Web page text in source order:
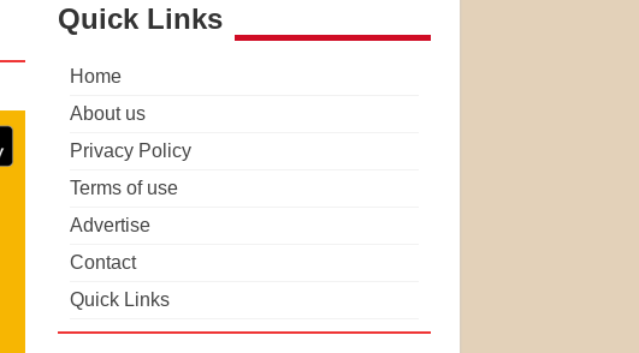
Quick Links
Home
About us
Privacy Policy
Terms of use
Advertise
Contact
Quick Links